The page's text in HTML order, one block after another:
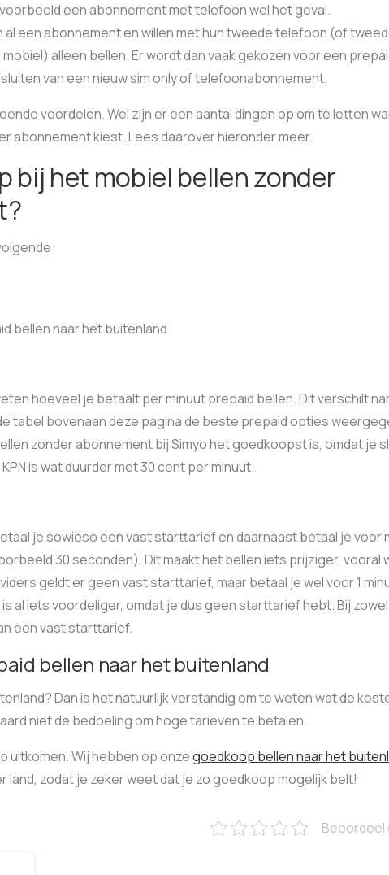
een abonnement met telefoon wel het geval.
al een abonnement en willen met hun tweede telefoon (of
alleen bellen. Er wordt dan vaak gekozen voor een
van een nieuw sim only of telefoonabonnement.
voordelen. Wel zijn er een aantal dingen op om te letten
abonnement kiest. Lees daarover hieronder meer.
bij het mobiel bellen zonder
bellen naar het buitenland
hoeveel je betaalt per minuut prepaid bellen. Dit verschilt
tabel bovenaan deze pagina de beste prepaid opties
zonder abonnement bij Simyo het goedkoopst is, omdat je
is wat duurder met 30 cent per minuut.
je sowieso een vast starttarief en daarnaast betaal je voor
30 seconden). Dit maakt het bellen iets prijziger, vooral
geldt er geen vast starttarief, maar betaal je wel voor 1
al iets voordeliger, omdat je dus geen starttarief hebt. Bij zowel
een vast starttarief.
bellen naar het buitenland
Dan is het natuurlijk verstandig om te weten wat de
niet de bedoeling om hoge tarieven te betalen.
uitkomen. Wij hebben op onzegoedkoop bellen naar het
land, zodat je zeker weet dat je zo goedkoop mogelijk belt!
Beoordeel